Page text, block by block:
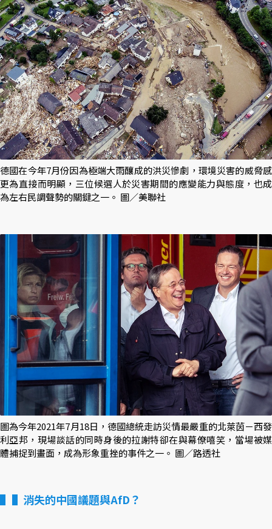
德國在今年7月份因為極端大雨釀成的洪災慘劇，環境災害的威脅感
更為直接而明顯，三位候選人於災害期間的應變能力與態度，也成
為左右民調聲勢的關鍵之一。 圖／美聯社
圖為今年2021年7月18日，德國總統走訪災情最嚴重的北萊茵－西發
利亞邦，現場談話的同時身後的拉謝特卻在與幕僚嘻笑，當場被媒
體捕捉到畫面，成為形象重挫的事件之一。 圖／路透社
▌消失的中國議題與AfD？